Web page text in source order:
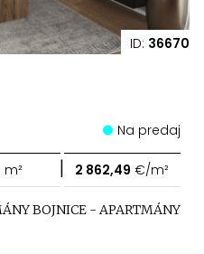
ID: 36670
Na predaj
m² | 2 862,49 €/m²
BOJNICE - APARTMÁNY